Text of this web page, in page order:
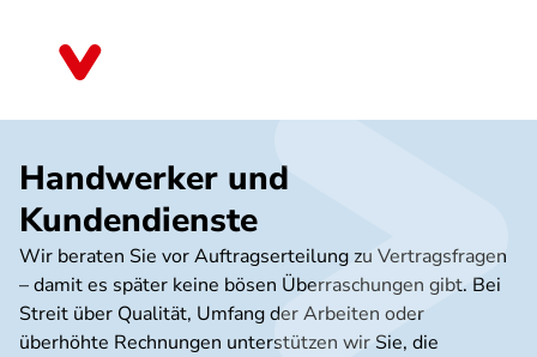
Handwerker und
Kundendienste
Wir beraten Sie vor Auftragserteilung zu Vertragsfragen
– damit es später keine bösen Überraschungen gibt. Bei
Streit über Qualität, Umfang der Arbeiten oder
überhöhte Rechnungen unterstützen wir Sie, die